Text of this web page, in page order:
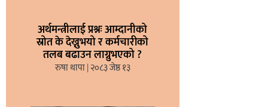
अर्थमन्त्रीलाई प्रश्नः आम्दानीको
स्रोत के देख्नुभयो र कर्मचारीको
तलब बढाउन लाग्नुभएको ?
रुषा थापा २०८३ जेष्ठ १३